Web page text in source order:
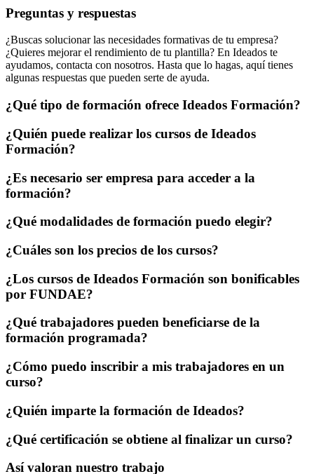
Preguntas y respuestas
¿Buscas solucionar las necesidades formativas de tu empresa?
¿Quieres mejorar el rendimiento de tu plantilla? En Ideados te
ayudamos, contacta con nosotros. Hasta que lo hagas, aquí tienes
algunas respuestas que pueden serte de ayuda.
¿Qué tipo de formación ofrece Ideados Formación?
¿Quién puede realizar los cursos de Ideados
Formación?
¿Es necesario ser empresa para acceder a la
formación?
¿Qué modalidades de formación puedo elegir?
¿Cuáles son los precios de los cursos?
¿Los cursos de Ideados Formación son bonificables
por FUNDAE?
¿Qué trabajadores pueden beneficiarse de la
formación programada?
¿Cómo puedo inscribir a mis trabajadores en un
curso?
¿Quién imparte la formación de Ideados?
¿Qué certificación se obtiene al finalizar un curso?
Así valoran nuestro trabajo